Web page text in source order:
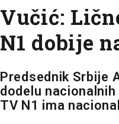
Vučić:
N1 dobije
Predsednik Srbije
dodelu
TV N1 ima